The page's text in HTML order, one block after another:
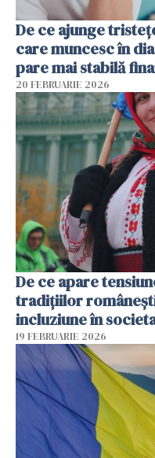
De ce ajunge
care muncesc în
pare mai stabilă
20 FEBRUARIE 2026
De ce apare
tradițiilor
incluziune în
19 FEBRUARIE 2026